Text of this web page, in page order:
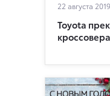
22 августа 2019
Toyota